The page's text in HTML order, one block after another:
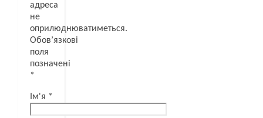
адреса
не
оприлюднюватиметься.
Обов’язкові
поля
позначені
*
Ім'я *